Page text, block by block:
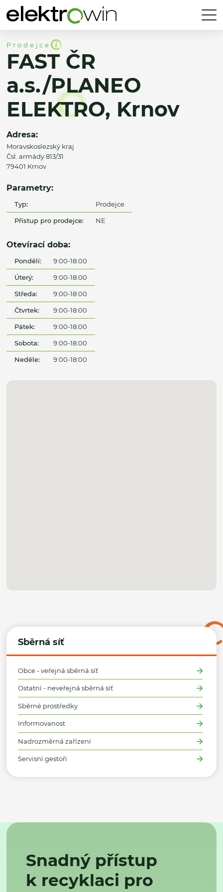
Sběrná síť
Obce - veřejná sběrná síť
Ostatní - neveřejná sběrná síť
Sběrné prostředky
Informovanost
Nadrozměrná zařízení
Servisní gestoři
Prodejce
FAST ČR
a.s./PLANEO
ELEKTRO, Krnov
Adresa:
Moravskoslezský kraj
Čsl. armády 813/31
79401 Krnov
Parametry:
Typ: Prodejce
Přístup pro prodejce: NE
Otevírací doba:
Pondělí: 9:00-18:00
Úterý: 9:00-18:00
Středa: 9:00-18:00
Čtvrtek: 9:00-18:00
Pátek: 9:00-18:00
Sobota: 9:00-18:00
Neděle: 9:00-18:00
Snadný přístup
k recyklaci pro